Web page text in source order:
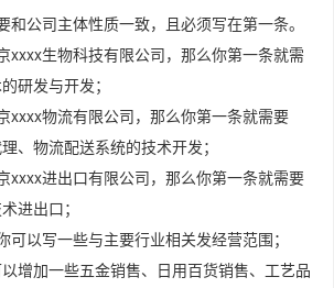
和公司主体性质一致，且必须写在第一条。
xxxx生物科技有限公司，那么你第一条就需
研发与开发；
xxxx物流有限公司，那么你第一条就需要
、物流配送系统的技术开发；
xxxx进出口有限公司，那么你第一条就需要
进出口；
可以写一些与主要行业相关发经营范围；
增加一些五金销售、日用百货销售、工艺品